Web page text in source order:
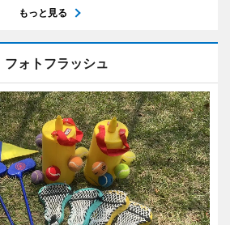
もっと見る
フォトフラッシュ